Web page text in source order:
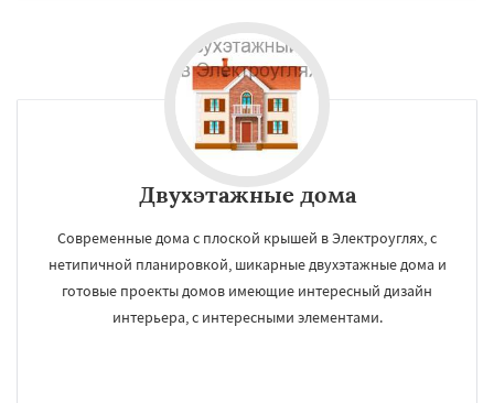
Двухэтажные дома
Современные дома с плоской крышей в Электроуглях, с
нетипичной планировкой, шикарные двухэтажные дома и
готовые проекты домов имеющие интересный дизайн
интерьера, с интересными элементами.